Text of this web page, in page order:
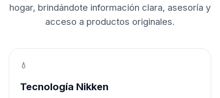
hogar, brindándote información clara, asesoría y
acceso a productos originales.
💧
Tecnología Nikken